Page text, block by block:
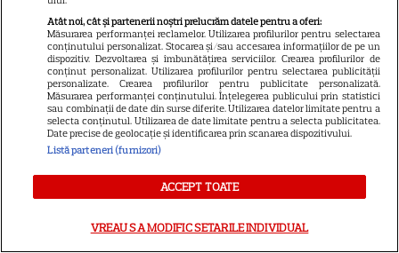
ratată
18
DISNEY PLUS
Ce vedem pe streaming între
27 iulie și 2 august 2026:
Diavolul se îmbracă de la Prada
2 pe Disney+ și mari noutăți
Netflix
NETFLIX
Atât noi, cât și partenerii noștri prelucrăm datele pentru a oferi:
Măsurarea performanței reclamelor. Utilizarea profilurilor pentru selectarea
conținutului personalizat. Stocarea și/sau accesarea informațiilor de pe un
dispozitiv. Dezvoltarea și îmbunătățirea serviciilor. Crearea profilurilor de
conținut personalizat. Utilizarea profilurilor pentru selectarea publicității
personalizate. Crearea profilurilor pentru publicitate personalizată.
Măsurarea performanței conținutului. Înțelegerea publicului prin statistici
sau combinații de date din surse diferite. Utilizarea datelor limitate pentru a
selecta conținutul. Utilizarea de date limitate pentru a selecta publicitatea.
Date precise de geolocație și identificarea prin scanarea dispozitivului.
Listă parteneri (furnizori)
ACCEPT TOATE
VREAU SA MODIFIC SETARILE INDIVIDUAL